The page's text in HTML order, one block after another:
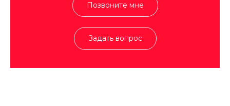
Позвоните мне
Задать вопрос